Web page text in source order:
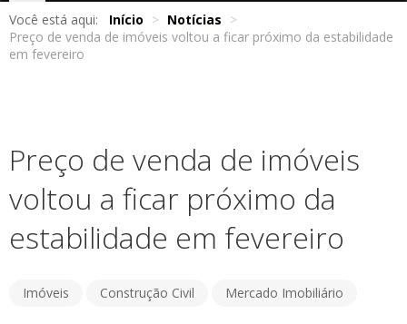
HOME EDIÇÕES ONLINE ENTREVISTAS NOTÍCIAS
Você está aqui: Início > Notícias >
Preço de venda de imóveis voltou a ficar próximo da estabilidade
em fevereiro
Preço de venda de imóveis
voltou a ficar próximo da
estabilidade em fevereiro
Imóveis Construção Civil Mercado Imobiliário